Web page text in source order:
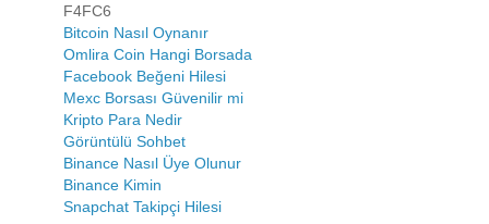
F4FC6
Bitcoin Nasıl Oynanır
Omlira Coin Hangi Borsada
Facebook Beğeni Hilesi
Mexc Borsası Güvenilir mi
Kripto Para Nedir
Görüntülü Sohbet
Binance Nasıl Üye Olunur
Binance Kimin
Snapchat Takipçi Hilesi